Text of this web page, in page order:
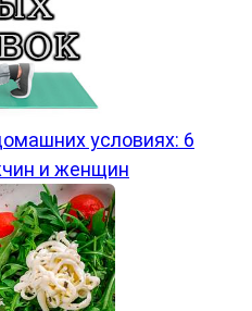
условиях: 6
и женщин